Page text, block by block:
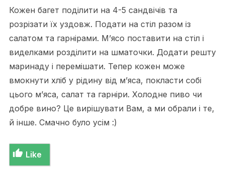
Кожен багет поділити на 4-5 сандвічів та
розрізати їх уздовж. Подати на стіл разом із
салатом та гарнірами. М’ясо поставити на стіл і
виделками розділити на шматочки. Додати решту
маринаду і перемішати. Тепер кожен може
вмокнути хліб у рідину від м’яса, покласти собі
цього м’яса, салат та гарніри. Холодне пиво чи
добре вино? Це вирішувати Вам, а ми обрали і те,
й інше. Смачно було усім :)
Like